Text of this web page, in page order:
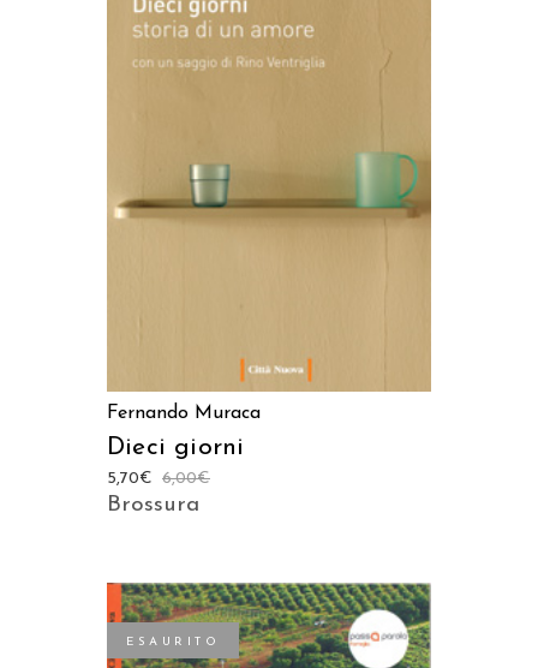
Fernando Muraca
Dieci giorni
6,00€
5,70€
Brossura
ESAURITO